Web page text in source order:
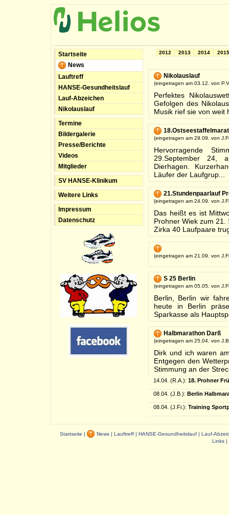
Startseite
News
Lauftreff
HANSE-Gesundheitslauf
Lauf-Abzeichen
Nikolauslauf
Termine
Bildergalerie
Presse/Berichte
Videos
Mitglieder
SV HANSE-Klinikum
Weitere Links
Impressum
Datenschutz
2015
2014
2013
2012
Nikolauslauf
(eingetragen am 03.12. von
Perfektes
Gefolgen des
Musik rief sie von weit
(eingetragen am 29.09. von
Hervorragende
29.September 24,
Dierhagen.
Läufer der Laufgrup...
21.Stundenpaarlauf
(eingetragen am 24.09. von
Das heißt es ist
Prohner Wiek zum
Zirka 40 Laufpaare
(eingetragen am 21.09. von
S 25 Berlin
(eingetragen am 05.05. von
Berlin, Berlin wir
heute in Berlin
Sparkasse als
Halbmarathon Darß
(eingetragen am 25.04. von
Dirk und ich waren
Entgegen den
Stimmung an der
14.04. (R.A.): 18. Prohner
08.04. (J.B.): Berlin
08.04. (J.Fi.): Training
Startseite | News | Lauftreff | HANSE-Gesundheitslauf | Lauf-
Links |